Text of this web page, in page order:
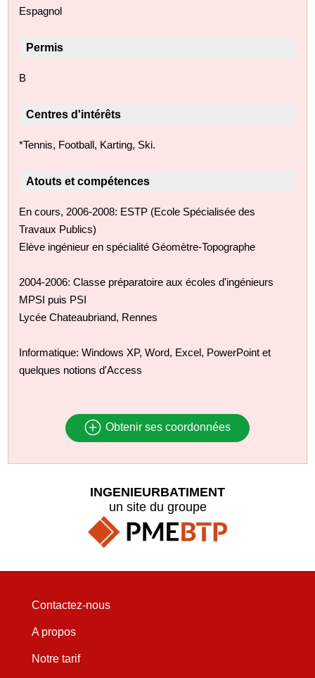
Espagnol
Permis
B
Centres d'intérêts
*Tennis, Football, Karting, Ski.
Atouts et compétences
En cours, 2006-2008: ESTP (Ecole Spécialisée des
Travaux Publics)
Elève ingénieur en spécialité Géomètre-Topographe
2004-2006: Classe préparatoire aux écoles d'ingénieurs
MPSI puis PSI
Lycée Chateaubriand, Rennes
Informatique: Windows XP, Word, Excel, PowerPoint et
quelques notions d'Access
Obtenir ses coordonnées
INGENIEURBATIMENT
un site du groupe
Contactez-nous
A propos
Notre tarif